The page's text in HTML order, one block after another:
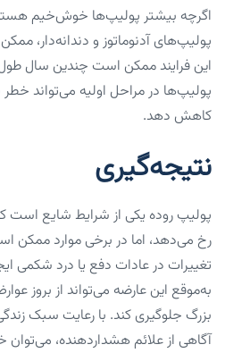
اگرچه بیشتر پولیپ‌ها خوش‌خیم
پولیپ‌های آدنوماتوز و دندانه‌دار،
این فرایند ممکن است چندین سال
پولیپ‌ها در مراحل اولیه می‌تواند
کاهش دهد.
نتیجه‌گیری
پولیپ روده یکی از شرایط شایع است
رخ می‌دهد، اما در برخی موارد ممکن
تغییرات در عادات دفع یا درد شکمی
به‌موقع این عارضه می‌تواند از بروز
بزرگ جلوگیری کند. با رعایت سبک
آگاهی از علائم هشداردهنده، می‌توان